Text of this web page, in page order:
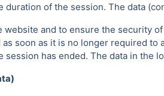
duration of the session. The data
website and to ensure the security
as soon as it is no longer required
session has ended. The data in the